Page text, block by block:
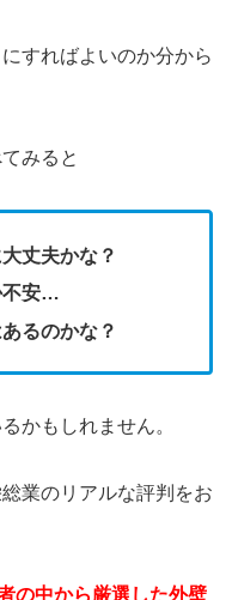
すればよいのか分から
みると
丈夫かな？
不安…
るのかな？
るかもしれません。
業のリアルな評判をお
の中から厳選した外壁